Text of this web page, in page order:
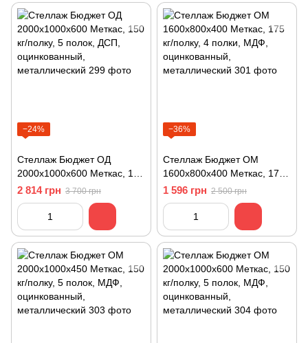
−24%
Стеллаж Бюджет ОД
2000х1000х600 Меткас, 150
кг/полку, 5 полок, ДСП,
оцинкованный,
металлический
2 814 грн 3 700 грн
−36%
Стеллаж Бюджет ОМ
1600х800х400 Меткас, 175
кг/полку, 4 полки, МДФ,
оцинкованный,
металлический
1 596 грн 2 500 грн